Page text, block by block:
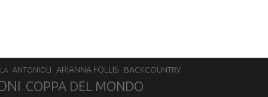
ANTONIOLI ARIANNA FOLLIS
BACKCOUNTRY
COPPA DEL MONDO